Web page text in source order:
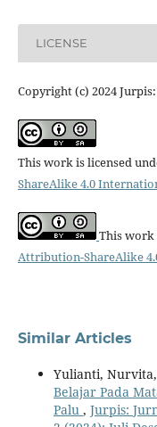
LICENSE
Copyright (c) 2024
This work is licensed
ShareAlike 4.0
This work
Attribution-ShareAlike
Similar Articles
Yulianti, Nurvita,
Belajar Pada
Palu , Jurpis: